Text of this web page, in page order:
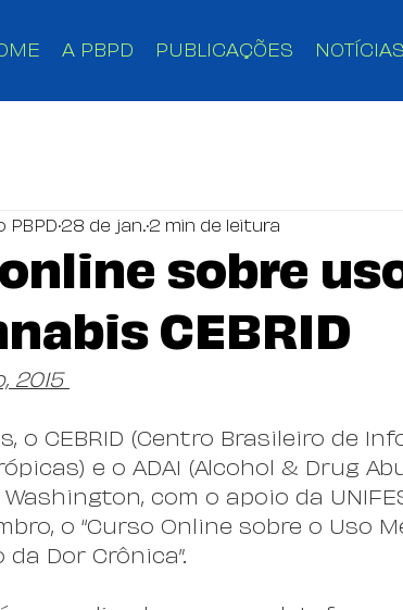
A PBPD PUBLICAÇÕES NOTÍCIAS
sobre
CEBRID
PBPD 28 de jan. 2 min de leitura
2015
o CEBRID (Centro Brasileiro de
e o ADAI (Alcohol & Drug
com o apoio da
o “Curso Online sobre o Uso
Dor Crônica”.